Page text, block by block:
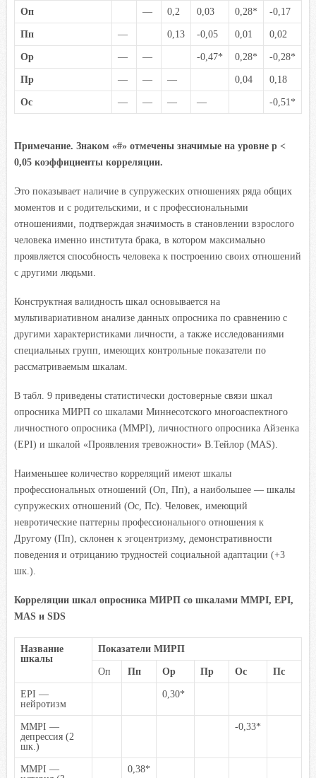
Оп — 0,2 0,03 0,28*
-0,17
Пп
— 0,13 -0,05 0,01
0,02
Ор
— — -0,47* 0,28*
-0,28*
Пр
— — — 0,04
0,18
Ос
— — — — -0,51*
Примечание. Знаком «#» отмечены значимые на уровне р <
0,05 коэффициенты корреляции.
Это показывает наличие в супружеских отношениях ряда общих
моментов и с родительскими, и с профессиональными
отношениями, подтверждая значимость в становлении взрослого
человека именно института брака, в котором максимально
проявляется способность человека к построению своих отношений
с другими людьми.
Конструктная валидность шкал основывается на
мультивариативном анализе данных опросника по сравнению с
другими характеристиками личности, а также исследованиями
специальных групп, имеющих контрольные показатели по
рассматриваемым шкалам.
В табл. 9 приведены статистически достоверные связи шкал
опросника МИРП со шкалами Миннесотского многоаспектного
личностного опросника (MMPI), личностного опросника Айзенка
(EPI) и шкалой «Проявления тревожности» В.Тейлор (MAS).
Наименьшее количество корреляций имеют шкалы
профессиональных отношений (Оп, Пп), а наибольшее — шкалы
супружеских отношений (Ос, Пс). Человек, имеющий
невротические паттерны профессионального отношения к
Другому (Пп), склонен к эгоцентризму, демонстративности
поведения и отрицанию трудностей социальной адаптации (+3
шк.).
Корреляции шкал опросника МИРП со шкалами MMPI, EPI,
MAS и SDS
Название
шкалы
Показатели МИРП
Оп
Пп Ор Пр Ос
Пс
EPI —
нейротизм
0,30*
MMPI —
депрессия (2
шк.)
-0,33*
MMPI —
0,38*